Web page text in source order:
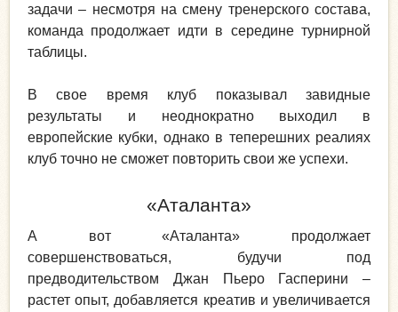
задачи – несмотря на смену тренерского состава,
команда продолжает идти в середине турнирной
таблицы.
В свое время клуб показывал завидные
результаты и неоднократно выходил в
европейские кубки, однако в теперешних реалиях
клуб точно не сможет повторить свои же успехи.
«Аталанта»
А вот «Аталанта» продолжает
совершенствоваться, будучи под
предводительством Джан Пьеро Гасперини –
растет опыт, добавляется креатив и увеличивается